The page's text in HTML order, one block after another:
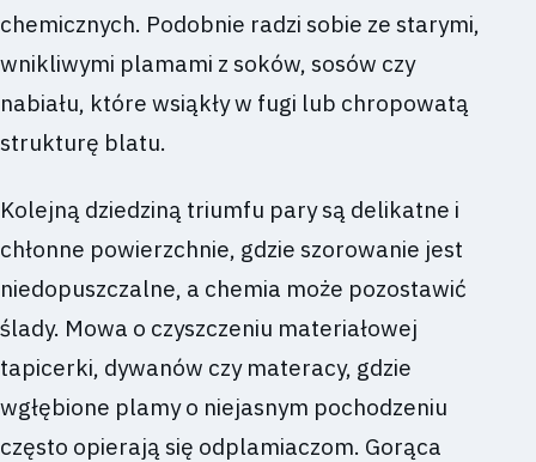
chemicznych. Podobnie radzi sobie ze starymi,
wnikliwymi plamami z soków, sosów czy
nabiału, które wsiąkły w fugi lub chropowatą
strukturę blatu.
Kolejną dziedziną triumfu pary są delikatne i
chłonne powierzchnie, gdzie szorowanie jest
niedopuszczalne, a chemia może pozostawić
ślady. Mowa o czyszczeniu materiałowej
tapicerki, dywanów czy materacy, gdzie
wgłębione plamy o niejasnym pochodzeniu
często opierają się odplamiaczom. Gorąca